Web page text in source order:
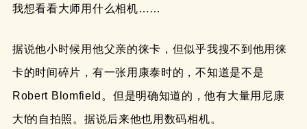
我想看看大师用什么相机……
据说他小时候用他父亲的徕卡，但似乎我搜不到他用徕
卡的时间碎片，有一张用康泰时的，不知道是不是
Robert Blomfield。但是明确知道的，他有大量用尼康
大f的自拍照。据说后来他也用数码相机。